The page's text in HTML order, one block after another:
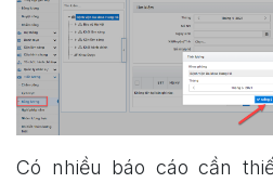
Có nhiều báo cáo cần